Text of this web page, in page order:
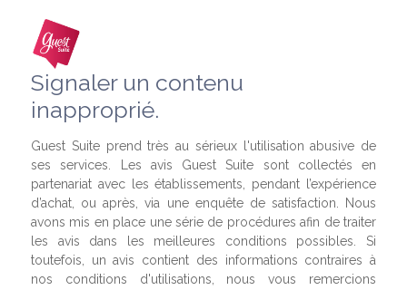
Signaler un contenu
inapproprié.
Guest Suite prend très au sérieux l'utilisation abusive de
ses services. Les avis Guest Suite sont collectés en
partenariat avec les établissements, pendant l’expérience
d’achat, ou après, via une enquête de satisfaction. Nous
avons mis en place une série de procédures afin de traiter
les avis dans les meilleures conditions possibles. Si
toutefois, un avis contient des informations contraires à
nos conditions d'utilisations, nous vous remercions